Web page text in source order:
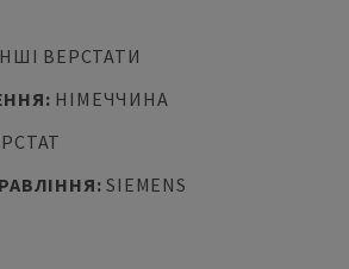
ВЕРСТАТИ
: НІМЕЧЧИНА
:SIEMENS